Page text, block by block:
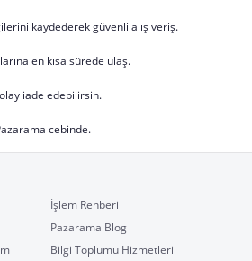
kaydederek güvenli alış veriş.
en kısa sürede ulaş.
iade edebilirsin.
cebinde.
İşlem Rehberi
Pazarama Blog
Bilgi Toplumu Hizmetleri